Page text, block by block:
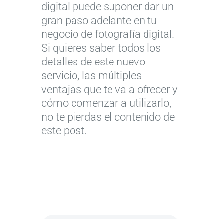
digital puede suponer dar un
gran paso adelante en tu
negocio de fotografía digital.
Si quieres saber todos los
detalles de este nuevo
servicio, las múltiples
ventajas que te va a ofrecer y
cómo comenzar a utilizarlo,
no te pierdas el contenido de
este post.